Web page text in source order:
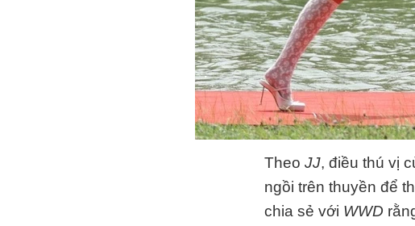
Theo JJ, điều thú vị
ngồi trên thuyền để
chia sẻ với WWD